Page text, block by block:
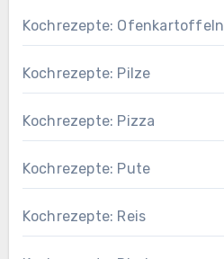
Kochrezepte: Ofenkartoffeln
Kochrezepte: Pilze
Kochrezepte: Pizza
Kochrezepte: Pute
Kochrezepte: Reis